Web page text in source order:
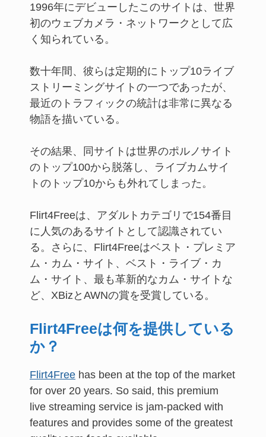
1996年にデビューしたこのサイトは、世界
初のウェブカメラ・ネットワークとして広
く知られている。
数十年間、彼らは定期的にトップ10ライブ
ストリーミングサイトの一つであったが、
最近のトラフィックの統計は非常に異なる
物語を描いている。
その結果、同サイトは世界のポルノサイト
のトップ100から脱落し、ライブカムサイ
トのトップ10からも外れてしまった。
Flirt4Freeは、アダルトカテゴリで154番目
に人気のあるサイトとして認識されてい
る。さらに、Flirt4Freeはベスト・プレミア
ム・カム・サイト、ベスト・ライブ・カ
ム・サイト、最も革新的なカム・サイトな
ど、XBizとAWNの賞を受賞している。
Flirt4Freeは何を提供している
か？
Flirt4Free has been at the top of the market
for over 20 years. So said, this premium
live streaming service is jam-packed with
features and provides some of the greatest